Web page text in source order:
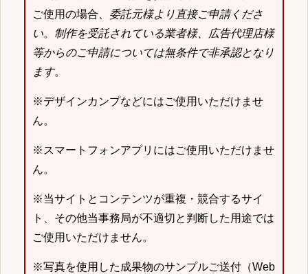
ご使用の場合、 委託元様より直接ご申請くださ
い。 制作を受託されている業者様、広告代理店様
等からのご申請については無条件で非承認となり
ます。
※デザインカンプなどにはご使用いただけませ
ん。
※スマートフォンアプリにはご使用いただけませ
ん。
※当サイトとコンテンツが重複・競合するサイ
ト、その他当事務局が不適切と判断した用途では
ご使用いただけません。
※写真を使用した成果物のサンプルご送付（Web